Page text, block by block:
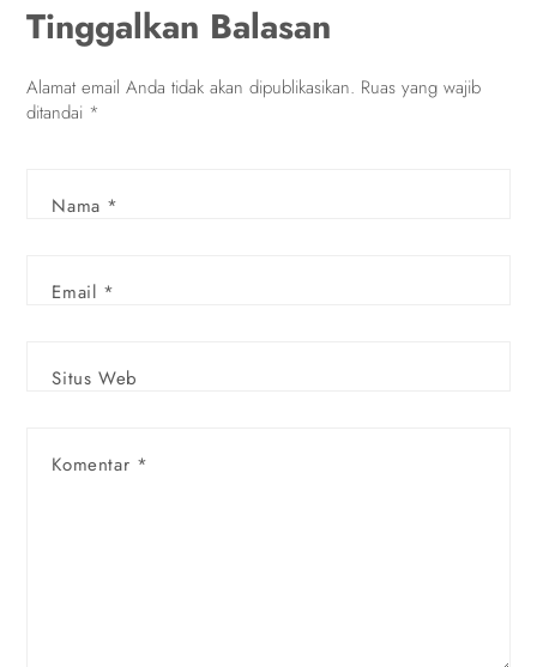
Tinggalkan Balasan
Alamat email Anda tidak akan dipublikasikan. Ruas yang wajib
ditandai *
Komentar *
Nama *
Email *
Situs Web